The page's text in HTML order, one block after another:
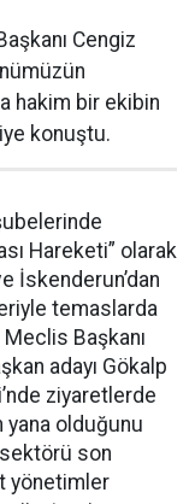
Cengiz
hakim bir ekibin
konuştu.
Hareketi” olarak
İskenderun’dan
temaslarda
Başkanı
adayı Gökalp
ziyaretlerde
olduğunu
son
yönetimler